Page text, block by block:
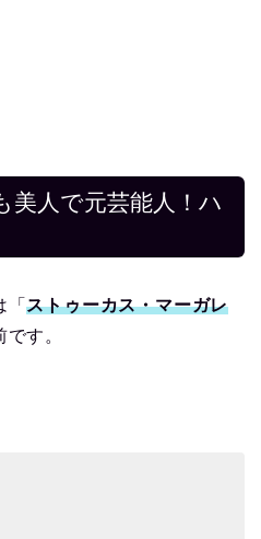
美人で元芸能人！ハ
「ストゥーカス・マーガレ
す。